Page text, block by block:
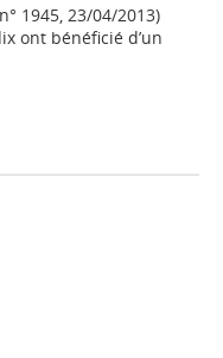
1945, 23/04/2013)
ont bénéficié d’un